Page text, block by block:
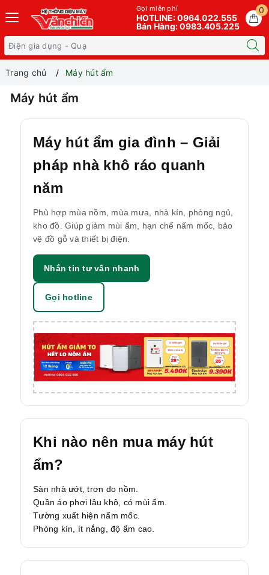
0
Gọi miễn phí
HOTLINE: 0964.022.555
Bán Hàng: 0983.405.225
Trang chủ Máy hút ẩm
Máy hút ẩm
Máy hút ẩm gia đình – Giải
pháp nhà khô ráo quanh
năm
Phù hợp mùa nồm, mùa mưa, nhà kín, phòng ngủ,
kho đồ. Giúp giảm mùi ẩm, hạn chế nấm mốc, bảo
vệ đồ gỗ và thiết bị điện.
Nhắn tin tư vấn nhanh
Gọi hotline
Khi nào nên mua máy hút
ẩm?
Sàn nhà ướt, trơn do nồm.
Quần áo phơi lâu khô, có mùi ẩm.
Tường xuất hiện nấm mốc.
Phòng kín, ít nắng, độ ẩm cao.